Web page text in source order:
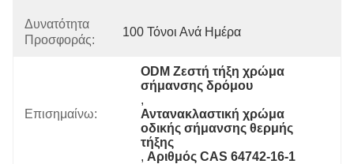
Δυνατότητα
Προσφοράς:
100 Τόνοι Ανά Ημέρα
Επισημαίνω:
ODM Ζεστή τήξη χρώμα
σήμανσης δρόμου
,
Αντανακλαστική χρώμα
οδικής σήμανσης θερμής
τήξης
, Αριθμός CAS 64742-16-1